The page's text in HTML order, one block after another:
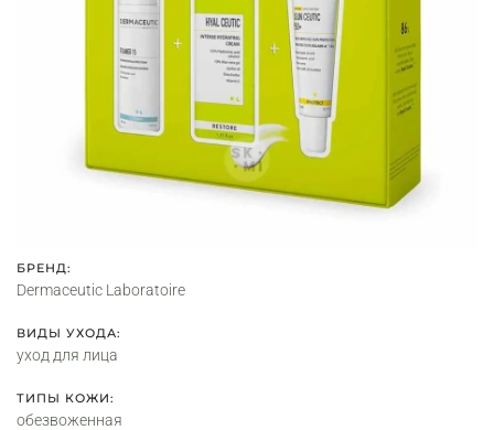
БРЕНД:
Dermaceutic Laboratoire
ВИДЫ УХОДА:
уход для лица
ТИПЫ КОЖИ:
обезвоженная